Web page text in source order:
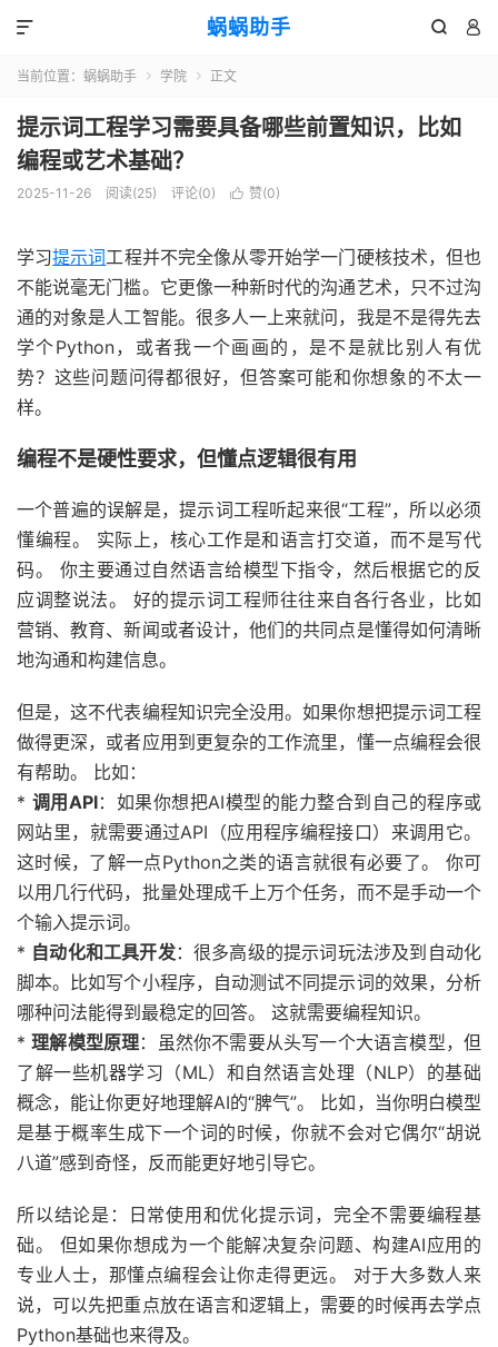
蜗蜗助手  

当前位置： 蜗蜗助手  学院  正文
提示词工程学习需要具备哪些前置知识，比如
编程或艺术基础？
2025-11-26 阅读(25) 评论(0)  赞(0)
学习提示词工程并不完全像从零开始学一门硬核技术，但也
不能说毫无门槛。它更像一种新时代的沟通艺术，只不过沟
通的对象是人工智能。很多人一上来就问，我是不是得先去
学个Python，或者我一个画画的，是不是就比别人有优
势？这些问题问得都很好，但答案可能和你想象的不太一
样。
编程不是硬性要求，但懂点逻辑很有用
一个普遍的误解是，提示词工程听起来很“工程”，所以必须
懂编程。 实际上，核心工作是和语言打交道，而不是写代
码。 你主要通过自然语言给模型下指令，然后根据它的反
应调整说法。 好的提示词工程师往往来自各行各业，比如
营销、教育、新闻或者设计，他们的共同点是懂得如何清晰
地沟通和构建信息。
但是，这不代表编程知识完全没用。如果你想把提示词工程
做得更深，或者应用到更复杂的工作流里，懂一点编程会很
有帮助。 比如：
* 调用API：如果你想把AI模型的能力整合到自己的程序或
网站里，就需要通过API（应用程序编程接口）来调用它。
这时候，了解一点Python之类的语言就很有必要了。 你可
以用几行代码，批量处理成千上万个任务，而不是手动一个
个输入提示词。
* 自动化和工具开发：很多高级的提示词玩法涉及到自动化
脚本。比如写个小程序，自动测试不同提示词的效果，分析
哪种问法能得到最稳定的回答。 这就需要编程知识。
*理解模型原理：虽然你不需要从头写一个大语言模型，但
了解一些机器学习（ML）和自然语言处理（NLP）的基础
概念，能让你更好地理解AI的“脾气”。 比如，当你明白模型
是基于概率生成下一个词的时候，你就不会对它偶尔“胡说
八道”感到奇怪，反而能更好地引导它。
所以结论是：日常使用和优化提示词，完全不需要编程基
础。 但如果你想成为一个能解决复杂问题、构建AI应用的
专业人士，那懂点编程会让你走得更远。 对于大多数人来
说，可以先把重点放在语言和逻辑上，需要的时候再去学点
Python基础也来得及。